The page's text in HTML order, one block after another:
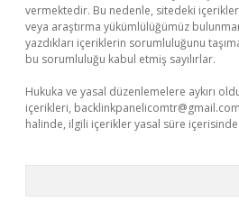
vermektedir. Bu nedenle, sitedeki
veya araştırma yükümlülüğümüz
yazdıkları içeriklerin sorumluluğunu
bu sorumluluğu kabul etmiş sayılırlar.
Hukuka ve yasal düzenlemelere aykırı
içerikleri, backlinkpanelicomtr@gmail.com
halinde, ilgili içerikler yasal süre içerisinde